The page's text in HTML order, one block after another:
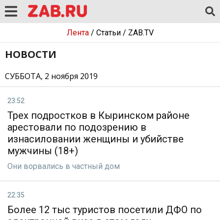
Лента/ Статьи/ ZAB.TV
НОВОСТИ
СУББОТА, 2 ноября 2019
23:52
Трех подростков в Кыринском районе
арестовали по подозрению в
изнасиловании женщины и убийстве
мужчины (18+)
Они ворвались в частный дом
22:35
Более 12 тыс туристов посетили ДФО по